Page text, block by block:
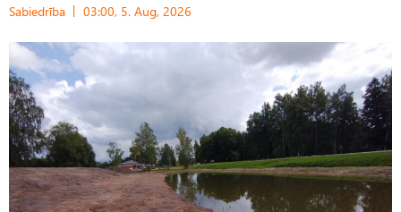
Sabiedrība 03:00, 5. Aug, 2026